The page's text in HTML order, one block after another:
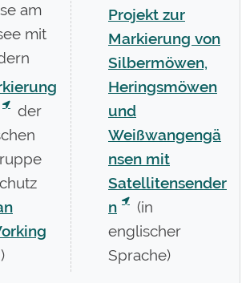
am
mit
der
)
Projekt zur
Markierung von
Silbermöwen,
Heringsmöwen
und
Weißwangengä
nsen mit
Satellitensender
n
(in
englischer
Sprache)